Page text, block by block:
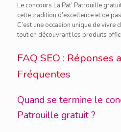
Le concours La Pat’ Patrouille
cette tradition d’excellence et de
C’est une occasion unique de
tout en découvrant les produits
FAQ SEO : Réponses
Fréquentes
Quand se termine le
Patrouille gratuit ?